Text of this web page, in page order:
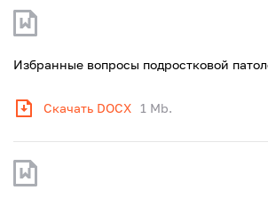
Избранные вопросы подростковой
Скачать DOCX 1 Mb.